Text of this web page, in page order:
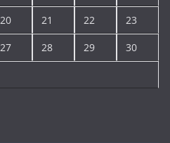
20 21 22 23
27 28 29 30